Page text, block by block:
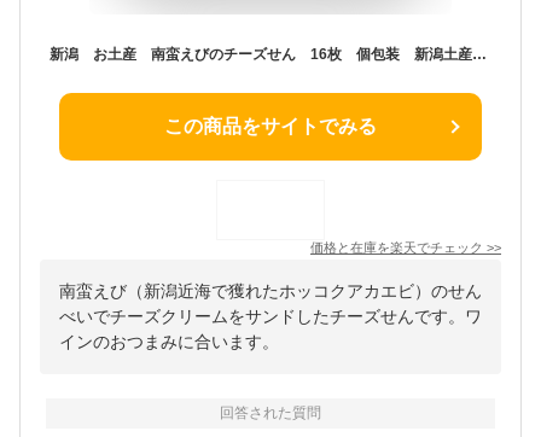
新潟 お土産 南蛮えびのチーズせん 16枚 個包装 新潟土産 南蛮えび チーズクリーム
この商品をサイトでみる
価格と在庫を楽天でチェック >>
南蛮えび（新潟近海で獲れたホッコクアカエビ）のせん
べいでチーズクリームをサンドしたチーズせんです。ワ
インのおつまみに合います。
回答された質問